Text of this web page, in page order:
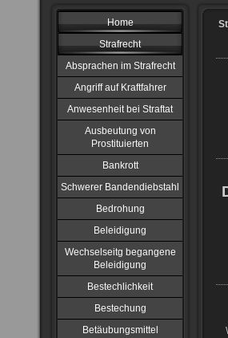
Home
Strafrecht
Absprachen im Strafrecht
Angriff auf Kraftfahrer
Anwesenheit bei Straftat
Ausbeutung von
Prostituierten
Bankrott
Schwerer Bandendiebstahl
Bedrohung
Beleidigung
Wechselseitg begangene
Beleidigung
Bestechlichkeit
Bestechung
Betäubungsmittel